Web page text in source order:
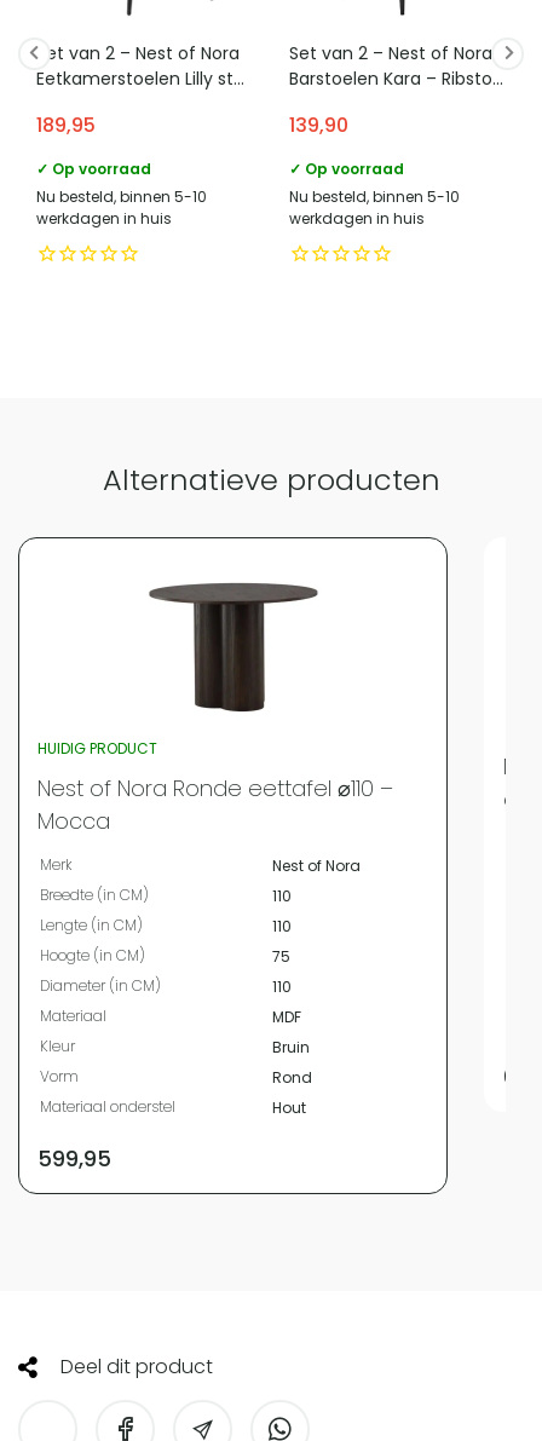
e mailadres verantwoordelijke
marktdeelnemer in de eu
product-
compliance@homeliving.nl
marktdeelnemer in de eu
+31 (0)85 - 130 25 828
Categorie Eettafels
Vergelijk met alternatieven
De diameter van 110 cm en het ronde blad maken de tafel
geschikt voor compactere eetkamers, woonkeukens en
appartementen. Zonder hoeken of scherpe randen blijft er
Set van 2 – Nest of Nora
Eetkamerstoelen Lilly stof
189,95
✓ Op voorraad
Nu besteld, binnen 5-10
werkdagen in huis
Set van 2 – Nest of Nora
Barstoelen Kara – Ribstof
139,90
✓ Op voorraad
Nu besteld, binnen 5-10
werkdagen in huis
Alternatieve producten
HUIDIG PRODUCT
Nest of Nora Ronde eettafel ⌀110 –
Mocca
Merk
Nest of Nora
Breedte (in CM)
110
Lengte (in CM)
110
Hoogte (in CM)
75
Diameter (in CM)
110
Materiaal
MDF
Kleur
Bruin
Vorm
Rond
Materiaal onderstel
Hout
599,95
Deel dit product